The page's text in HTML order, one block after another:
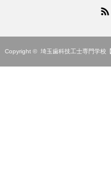
Facebook
Copyright © 埼玉歯科技工士専門学校